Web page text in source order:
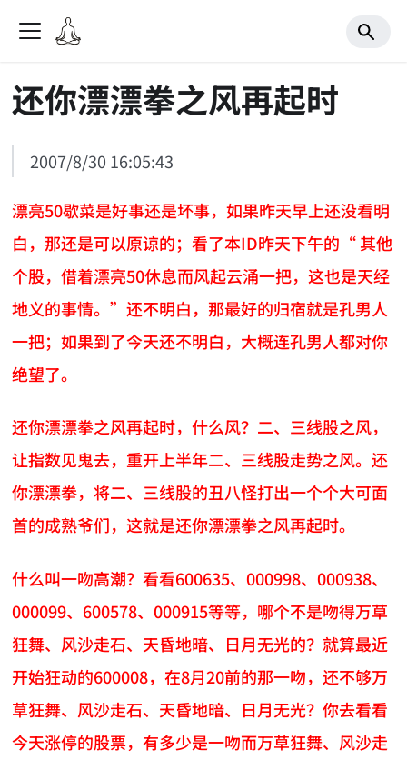
还你漂漂拳之风再起时
2007/8/30 16:05:43
漂亮50歇菜是好事还是坏事，如果昨天早上还没看明
白，那还是可以原谅的；看了本ID昨天下午的“ 其他
个股，借着漂亮50休息而风起云涌一把，这也是天经
地义的事情。”还不明白，那最好的归宿就是孔男人
一把；如果到了今天还不明白，大概连孔男人都对你
绝望了。
还你漂漂拳之风再起时，什么风？二、三线股之风，
让指数见鬼去，重开上半年二、三线股走势之风。还
你漂漂拳，将二、三线股的丑八怪打出一个个大可面
首的成熟爷们，这就是还你漂漂拳之风再起时。
什么叫一吻高潮？看看600635、000998、000938、
000099、600578、000915等等，哪个不是吻得万草
狂舞、风沙走石、天昏地暗、日月无光的？就算最近
开始狂动的600008，在8月20前的那一吻，还不够万
草狂舞、风沙走石、天昏地暗、日月无光？你去看看
今天涨停的股票，有多少是一吻而万草狂舞、风沙走